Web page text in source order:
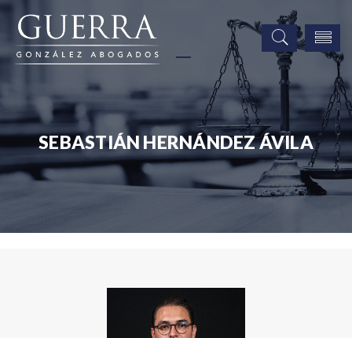
SEBASTIÁN HERNÁNDEZ ÁVILA
Asociados Sebastián Hernández Ávila